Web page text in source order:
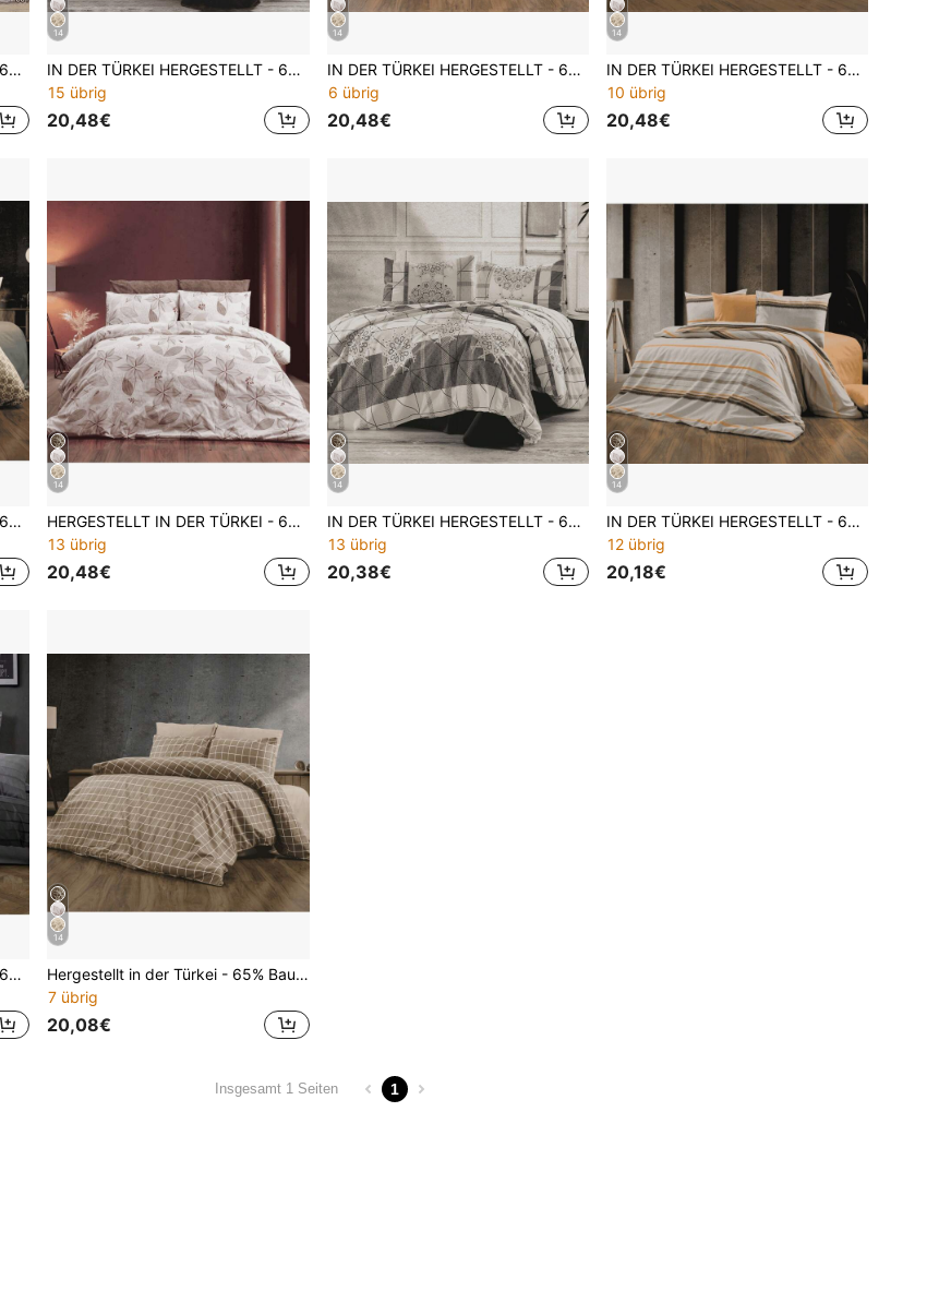
IN DER TÜRKEI HERGESTELLT - 65% Baumwolle Bettwäsche-Set mit Kissenbezügen - Größen 160x220 und 200x220 - Elegant, atmungsaktiv & langanhaltend
14
IN DER TÜRKEI HERGESTELLT - 65% Baumwolle Bettwäsche-Set mit Kissenbezügen - Größen 160x220 und 200x220 - elegant, atmungsaktiv & langanhaltend
15 übrig
20,48€
14
IN DER TÜRKEI HERGESTELLT - 65% Baumwolle Bettwäsche-Set mit Kissenbezügen - Größen 160x220 und 200x220 - Elegant, atmungsaktiv & langanhaltend
6 übrig
20,48€
14
IN DER TÜRKEI HERGESTELLT - 65% Baumwolle Bettwäsche-Set mit Kissenbezügen - Größen 160x220 und 200x220 - Elegant, atmungsaktiv & langanhaltend
10 übrig
20,48€
IN DER TÜRKEI HERGESTELLT - 65% Baumwollbettwäsche-Set mit Kissenbezügen - Größen 160x220 und 200x220 - Elegant, atmungsaktiv & langanhaltend
14
HERGESTELLT IN DER TÜRKEI - 65% Baumwolle Bettwäsche-Set mit Kissenbezügen - Größen 160x220 und 200x220 - Elegant, atmungsaktiv und langanhaltend
13 übrig
20,48€
14
IN DER TÜRKEI HERGESTELLT - 65% Baumwoll-Bettwäsche-Set mit Kissenbezügen - Größen 160x220 und 200x220 - elegant, atmungsaktiv & langanhaltend
13 übrig
20,38€
14
IN DER TÜRKEI HERGESTELLT - 65% Baumwoll-Bettwäsche-Set mit Kissenbezügen - Größen 160x220 und 200x220 - Elegant, atmungsaktiv & langanhaltend
12 übrig
20,18€
IN DER TÜRKEI HERGESTELLT - 65% Baumwolle Bettwäsche Set mit Kissenbezügen - Größen 160x220 und 200x220 - Elegant, atmungsaktiv & langanhaltend
14
Hergestellt in der Türkei - 65% Baumwoll Bettwäsche-Set mit Kissenbezügen - Größen 160x220 und 200x220 - elegant, atmungsaktiv & langanhaltend
7 übrig
20,08€
Insgesamt 1 Seiten 1